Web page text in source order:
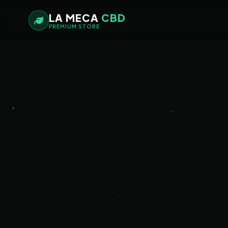
LA MECA CBD
PREMIUM STORE